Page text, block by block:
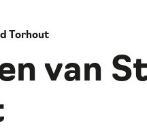
Torhout
van